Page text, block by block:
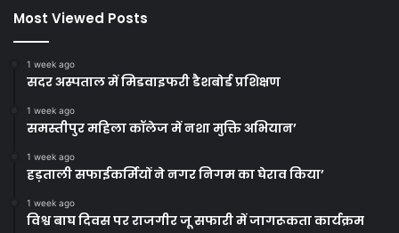
Most Viewed Posts
1 week ago
सदर अस्पताल में मिडवाइफरी डैशबोर्ड प्रशिक्षण
1 week ago
समस्तीपुर महिला कॉलेज में नशा मुक्ति अभियान’
1 week ago
हड़ताली सफाईकर्मियों ने नगर निगम का घेराव किया’
1 week ago
विश्व बाघ दिवस पर राजगीर जू सफारी में जागरूकता कार्यक्रम